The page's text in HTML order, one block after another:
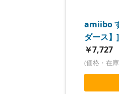
amiibo
ダース】
￥7,727
(価格・在